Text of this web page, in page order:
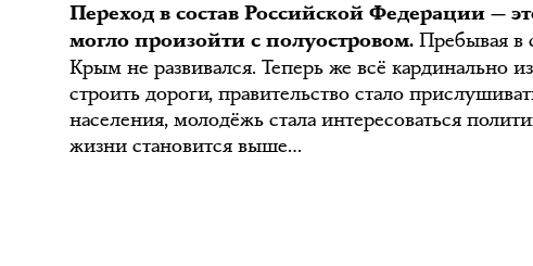
Переход в состав Российской Федерации —
могло произойти с полуостровом. Пребывая в
Крым не развивался. Теперь же всё кардинально
строить дороги, правительство стало
населения, молодёжь стала интересоваться
жизни становится выше…